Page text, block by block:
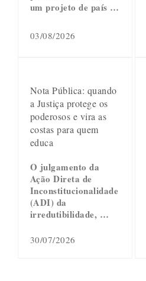
um projeto de país …
03/08/2026
Nota Pública: quando
a Justiça protege os
poderosos e vira as
costas para quem
educa
O julgamento da
Ação Direta de
Inconstitucionalidade
(ADI) da
irredutibilidade, …
30/07/2026